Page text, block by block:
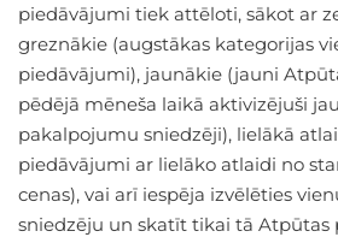
piedāvājumi tiek attēloti, sākot ar
greznākie (augstākas kategorijas
piedāvājumi), jaunākie (jauni
pēdējā mēneša laikā aktivizējuši
pakalpojumu sniedzēji), lielākā
piedāvājumi ar lielāko atlaidi no
cenas), vai arī iespēja izvēlēties
sniedzēju un skatīt tikai tā Atpūtas